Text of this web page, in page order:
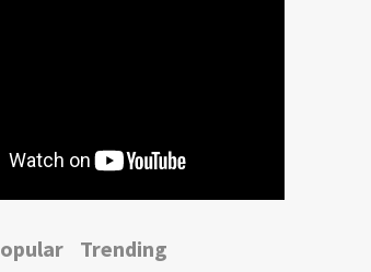
Trending